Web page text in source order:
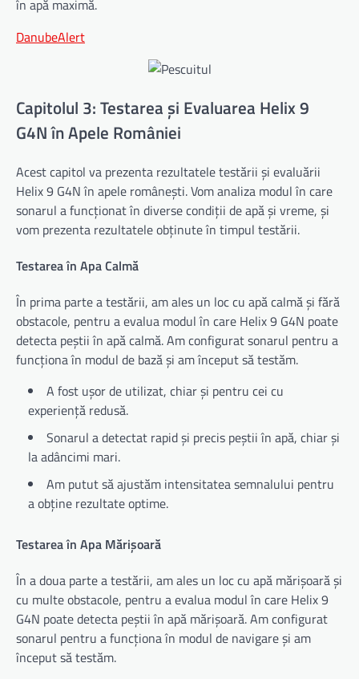
în apă maximă.
DanubeAlert
Capitolul 3: Testarea și Evaluarea Helix 9
G4N în Apele României
Acest capitol va prezenta rezultatele testării și evaluării
Helix 9 G4N în apele românești. Vom analiza modul în care
sonarul a funcționat în diverse condiții de apă și vreme, și
vom prezenta rezultatele obținute în timpul testării.
Testarea în Apa Calmă
În prima parte a testării, am ales un loc cu apă calmă și fără
obstacole, pentru a evalua modul în care Helix 9 G4N poate
detecta peștii în apă calmă. Am configurat sonarul pentru a
funcționa în modul de bază și am început să testăm.
A fost ușor de utilizat, chiar și pentru cei cu
experiență redusă.
Sonarul a detectat rapid și precis peștii în apă, chiar și
la adâncimi mari.
Am putut să ajustăm intensitatea semnalului pentru
a obține rezultate optime.
Testarea în Apa Mărișoară
În a doua parte a testării, am ales un loc cu apă mărișoară și
cu multe obstacole, pentru a evalua modul în care Helix 9
G4N poate detecta peștii în apă mărișoară. Am configurat
sonarul pentru a funcționa în modul de navigare și am
început să testăm.